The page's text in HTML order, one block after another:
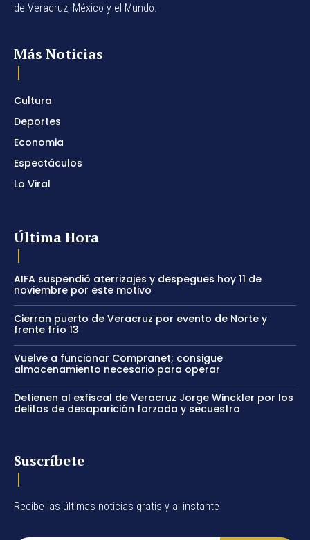
de Veracruz, México y el Mundo.
Más Noticias
Cultura
Deportes
Economia
Espectáculos
Lo Viral
Última Hora
AIFA suspendió aterrizajes y despegues hoy 11 de
noviembre por este motivo
Cierran puerto de Veracruz por evento de Norte y
frente frío 13
Vuelve a funcionar Compranet; consigue
almacenamiento necesario para operar
Detienen al exfiscal de Veracruz Jorge Winckler por los
delitos de desaparición forzada y secuestro
Suscríbete
Recibe las últimas noticias gratis y al instante